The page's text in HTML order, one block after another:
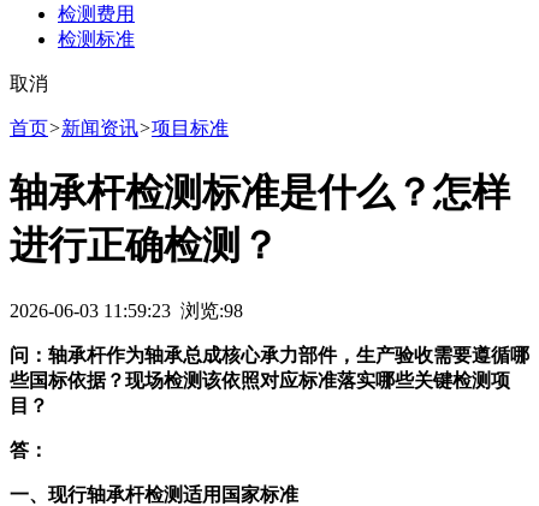
检测费用
检测标准
取消
首页>新闻资讯>项目标准
轴承杆检测标准是什么？怎样
进行正确检测？
2026-06-03 11:59:23 浏览:98
问：轴承杆作为轴承总成核心承力部件，生产验收需要遵循哪
些国标依据？现场检测该依照对应标准落实哪些关键检测项
目？
答：
一、现行轴承杆检测适用国家标准